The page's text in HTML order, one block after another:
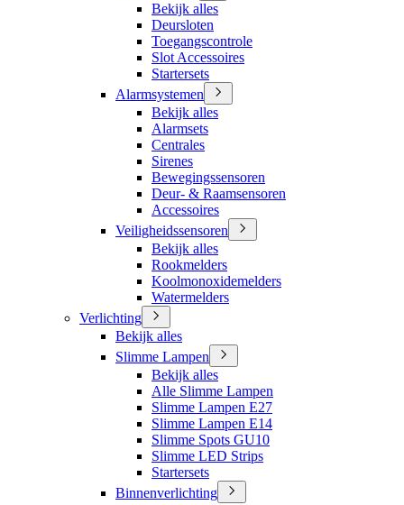
Bekijk alles
Deursloten
Toegangscontrole
Slot Accessoires
Startersets
Alarmsystemen
Bekijk alles
Alarmsets
Centrales
Sirenes
Bewegingssensoren
Deur- & Raamsensoren
Accessoires
Veiligheidssensoren
Bekijk alles
Rookmelders
Koolmonoxidemelders
Watermelders
Verlichting
Bekijk alles
Slimme Lampen
Bekijk alles
Alle Slimme Lampen
Slimme Lampen E27
Slimme Lampen E14
Slimme Spots GU10
Slimme LED Strips
Startersets
Binnenverlichting